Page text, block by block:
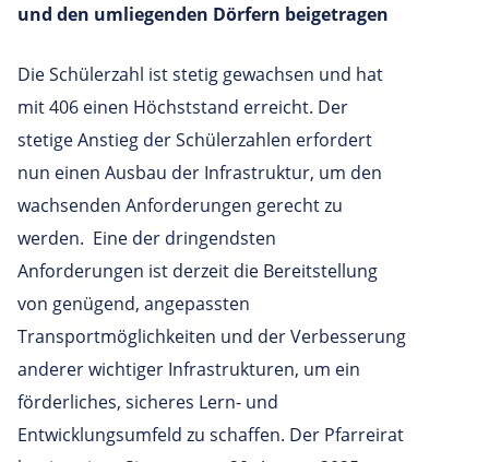
und den umliegenden Dörfern beigetragen
Die Schülerzahl ist stetig gewachsen und hat
mit 406 einen Höchststand erreicht. Der
stetige Anstieg der Schülerzahlen erfordert
nun einen Ausbau der Infrastruktur, um den
wachsenden Anforderungen gerecht zu
werden. Eine der dringendsten
Anforderungen ist derzeit die Bereitstellung
von genügend, angepassten
Transportmöglichkeiten und der Verbesserung
anderer wichtiger Infrastrukturen, um ein
förderliches, sicheres Lern- und
Entwicklungsumfeld zu schaffen. Der Pfarreirat